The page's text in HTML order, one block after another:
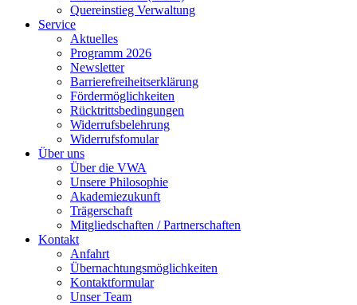
Quereinstieg Verwaltung
Service
Aktuelles
Programm 2026
Newsletter
Barrierefreiheitserklärung
Fördermöglichkeiten
Rücktrittsbedingungen
Widerrufsbelehrung
Widerrufsfomular
Über uns
Über die VWA
Unsere Philosophie
Akademiezukunft
Trägerschaft
Mitgliedschaften / Partnerschaften
Kontakt
Anfahrt
Übernachtungsmöglichkeiten
Kontaktformular
Unser Team